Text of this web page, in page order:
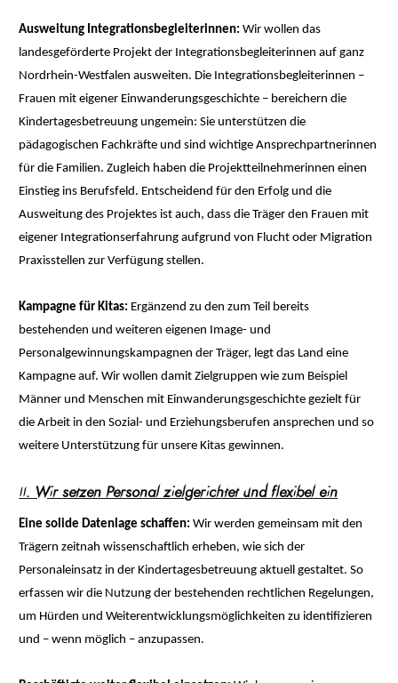
Ausweitung Integrationsbegleiterinnen: Wir wollen das
landesgeförderte Projekt der Integrationsbegleiterinnen auf ganz
Nordrhein-Westfalen ausweiten. Die Integrationsbegleiterinnen –
Frauen mit eigener Einwanderungsgeschichte – bereichern die
Kindertagesbetreuung ungemein: Sie unterstützen die
pädagogischen Fachkräfte und sind wichtige Ansprechpartnerinnen
für die Familien. Zugleich haben die Projektteilnehmerinnen einen
Einstieg ins Berufsfeld. Entscheidend für den Erfolg und die
Ausweitung des Projektes ist auch, dass die Träger den Frauen mit
eigener Integrationserfahrung aufgrund von Flucht oder Migration
Praxisstellen zur Verfügung stellen.
Kampagne für Kitas: Ergänzend zu den zum Teil bereits
bestehenden und weiteren eigenen Image- und
Personalgewinnungskampagnen der Träger, legt das Land eine
Kampagne auf. Wir wollen damit Zielgruppen wie zum Beispiel
Männer und Menschen mit Einwanderungsgeschichte gezielt für
die Arbeit in den Sozial- und Erziehungsberufen ansprechen und so
weitere Unterstützung für unsere Kitas gewinnen.
II. Wir setzen Personal zielgerichtet und flexibel ein
Eine solide Datenlage schaffen:Wir werden gemeinsam mit den
Trägern zeitnah wissenschaftlich erheben, wie sich der
Personaleinsatz in der Kindertagesbetreuung aktuell gestaltet. So
erfassen wir die Nutzung der bestehenden rechtlichen Regelungen,
um Hürden und Weiterentwicklungsmöglichkeiten zu identifizieren
und – wenn möglich – anzupassen.